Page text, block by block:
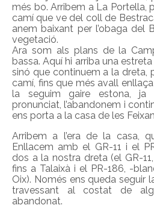
més bo. Arribem a La Portella,
camí que ve del coll de
anem baixant per l’obaga del
vegetació.
Ara som als plans de la
bassa. Aquí hi arriba una
sinó que continuem a la dreta,
camí, fins que més avall
la seguim gaire estona,
pronunciat, l’abandonem i
ens porta a la casa de les
Arribem a l’era de la casa,
Enllacem amb el GR-11 i el
dos a la nostra dreta (el GR-
fins a Talaixà i el PR-186, -
Oix). Només ens queda seguir
travessant al costat de
abandonat.